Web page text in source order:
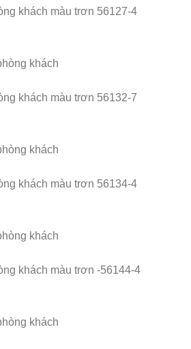
khách màu trơn 56127-4
khách màu trơn 56132-7
khách màu trơn 56134-4
khách màu trơn -56144-4